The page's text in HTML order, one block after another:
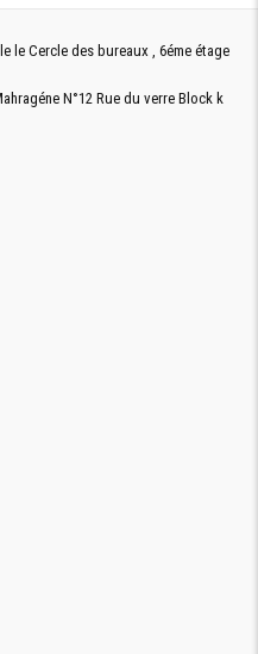
le Cercle des bureaux , 6éme étage
N°12 Rue du verre Block k